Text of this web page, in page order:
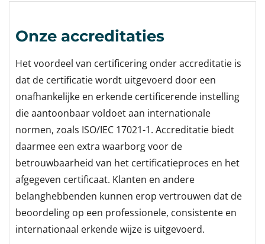
Onze accreditaties
Het voordeel van certificering onder accreditatie is
dat de certificatie wordt uitgevoerd door een
onafhankelijke en erkende certificerende instelling
die aantoonbaar voldoet aan internationale
normen, zoals ISO/IEC 17021-1. Accreditatie biedt
daarmee een extra waarborg voor de
betrouwbaarheid van het certificatieproces en het
afgegeven certificaat. Klanten en andere
belanghebbenden kunnen erop vertrouwen dat de
beoordeling op een professionele, consistente en
internationaal erkende wijze is uitgevoerd.